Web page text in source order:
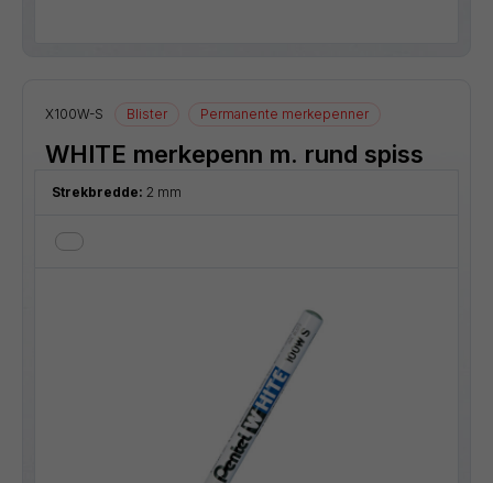
X100W-S Blister Permanente merkepenner
WHITE merkepenn m. rund spiss
Strekbredde: 2 mm